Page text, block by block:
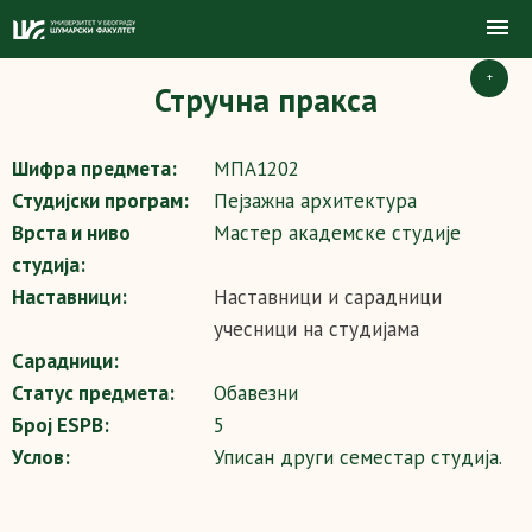
+
Стручна пракса
Шифра предмета:
МПА1202
Студијски програм:
Пејзажна архитектура
Врста и ниво
студија:
Мастер академске студије
Наставници:
Наставници и сарадници
учесници на студијама
Сарадници:
Статус предмета:
Обавезни
Број ESPB:
5
Услов:
Уписан други семестар студија.